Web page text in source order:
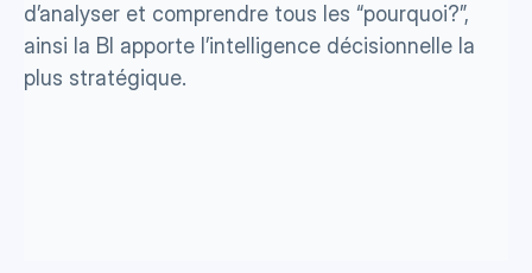
d’analyser et comprendre tous les “pourquoi?”,
ainsi la BI apporte l’intelligence décisionnelle la
plus stratégique.